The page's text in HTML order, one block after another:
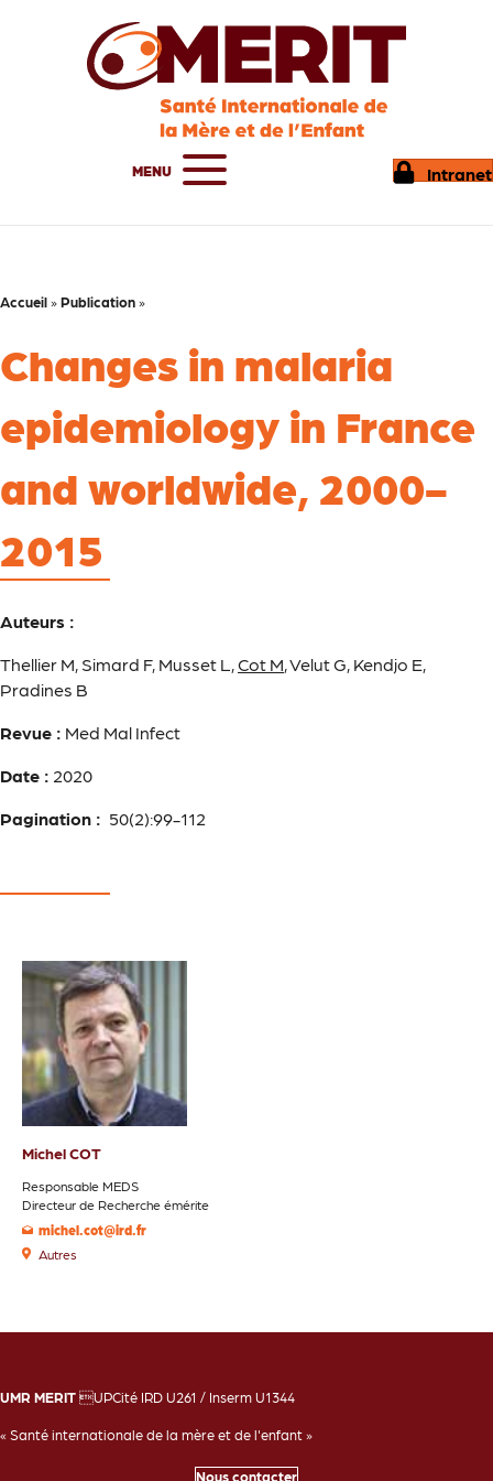
MENU Intranet
Accueil » Publication »
Changes in malaria
epidemiology in France
and worldwide, 2000-
2015
Auteurs :
Thellier M, Simard F, Musset L,Cot M, Velut G, Kendjo E,
Pradines B
Revue : Med Mal Infect
Date : 2020
Pagination : 50(2):99-112
Michel COT
Responsable MEDS
Directeur de Recherche émérite
michel.cot@ird.fr
Autres
UMR MERIT UPCité IRD U261 / Inserm U1344
« Santé internationale de la mère et de l'enfant »
Nous contacter